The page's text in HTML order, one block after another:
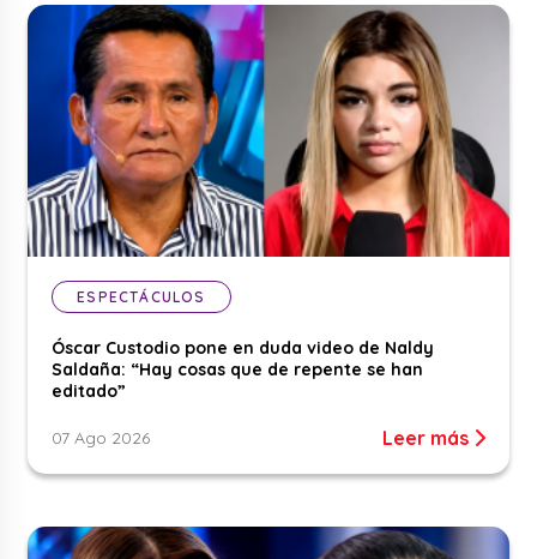
ESPECTÁCULOS
Óscar Custodio pone en duda video de Naldy
Saldaña: “Hay cosas que de repente se han
editado”
07 Ago 2026 Leer más